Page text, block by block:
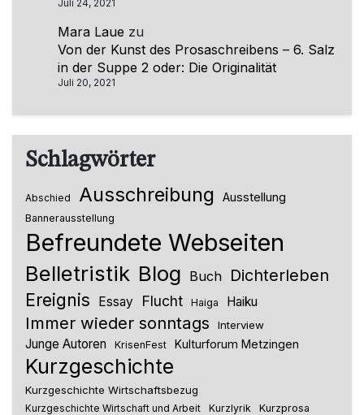
Juli 24, 2021
Mara Laue zu
Von der Kunst des Prosaschreibens – 6. Salz
in der Suppe 2 oder: Die Originalität
Juli 20, 2021
Schlagwörter
Abschied Ausschreibung Ausstellung
Bannerausstellung
Befreundete Webseiten
Belletristik Blog Buch Dichterleben
Ereignis Essay Flucht Haiga Haiku
Immer wieder sonntags Interview
Junge Autoren KrisenFest Kulturforum Metzingen
Kurzgeschichte
Kurzgeschichte Wirtschaftsbezug
Kurzgeschichte Wirtschaft und Arbeit Kurzlyrik Kurzprosa